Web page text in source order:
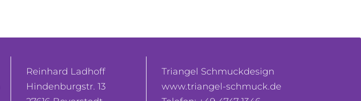
Reinhard Ladhoff
Hindenburgstr. 13
Triangel Schmuckdesign
www.triangel-schmuck.de